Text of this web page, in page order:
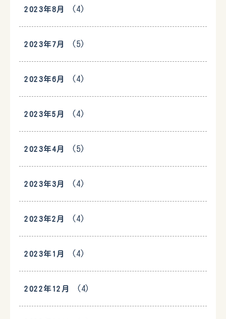
2023年8月 (4)
2023年7月 (5)
2023年6月 (4)
2023年5月 (4)
2023年4月 (5)
2023年3月 (4)
2023年2月 (4)
2023年1月 (4)
2022年12月 (4)